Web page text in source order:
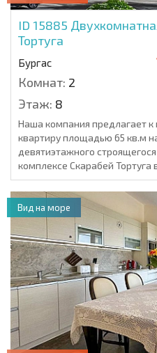
ID 15885
Тортуга
Бургас
Комнат: 2
Этаж: 8
Наша компания предлагает
квартиру площадью 65 кв.м
девятиэтажного
комплексе Скарабей Тортуга
Вид на море